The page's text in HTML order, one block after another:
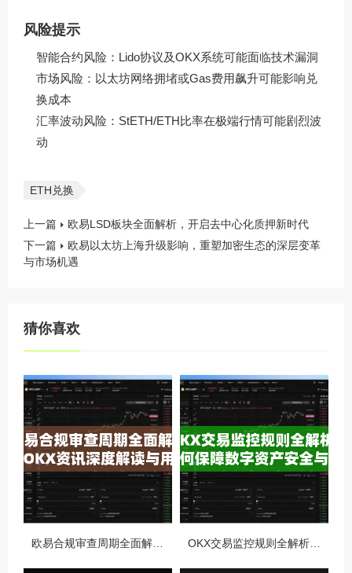
风险提示
智能合约风险：Lido协议及OKX系统可能面临技术漏洞
市场风险：以太坊网络拥堵或Gas费用飙升可能影响兑
换成本
汇率波动风险：StETH/ETH比率在极端行情可能剧烈波
动
ETH兑换
上一篇
欧易LSD板块全面解析，开启去中心化质押新时代
下一篇
欧易以太坊上海升级影响，重塑加密生态的深层变革
与市场机遇
猜你喜欢